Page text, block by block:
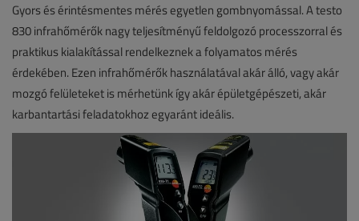
Gyors és érintésmentes mérés egyetlen gombnyomással. A testo
830 infrahőmérők nagy teljesítményű feldolgozó processzorral és
praktikus kialakítással rendelkeznek a folyamatos mérés
érdekében. Ezen infrahőmérők használatával akár álló, vagy akár
mozgó felületeket is mérhetünk így akár épületgépészeti, akár
karbantartási feladatokhoz egyaránt ideális.